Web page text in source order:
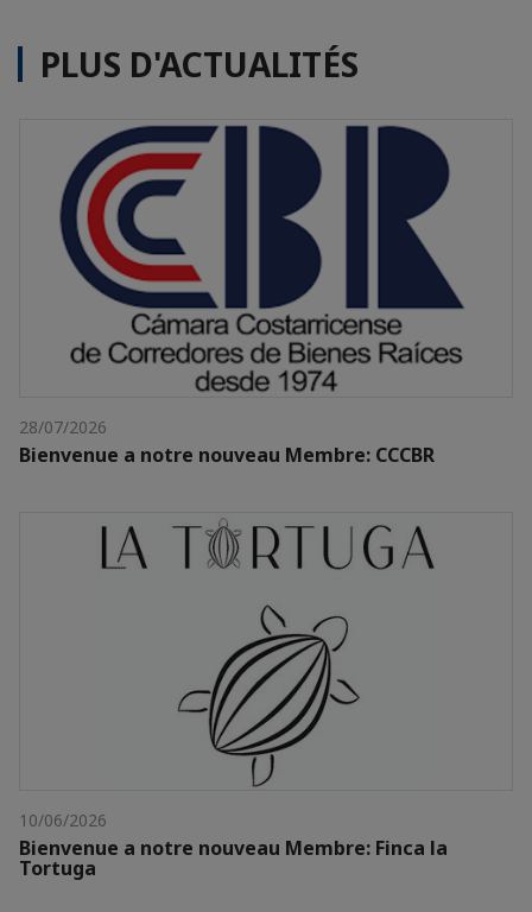
PLUS D'ACTUALITÉS
28/07/2026
Bienvenue a notre nouveau Membre: CCCBR
10/06/2026
Bienvenue a notre nouveau Membre: Finca la
Tortuga